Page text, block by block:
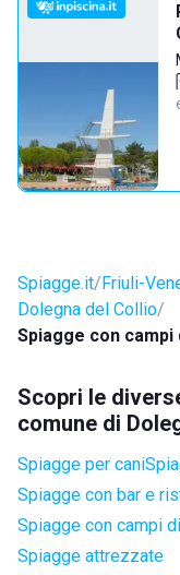
Spiagge.it Friuli-
Dolegna del Collio
Spiagge con
Scopri le
comune di
Spiagge per cani
Spiagge con bar e
Spiagge con campi
Spiagge attrezzate